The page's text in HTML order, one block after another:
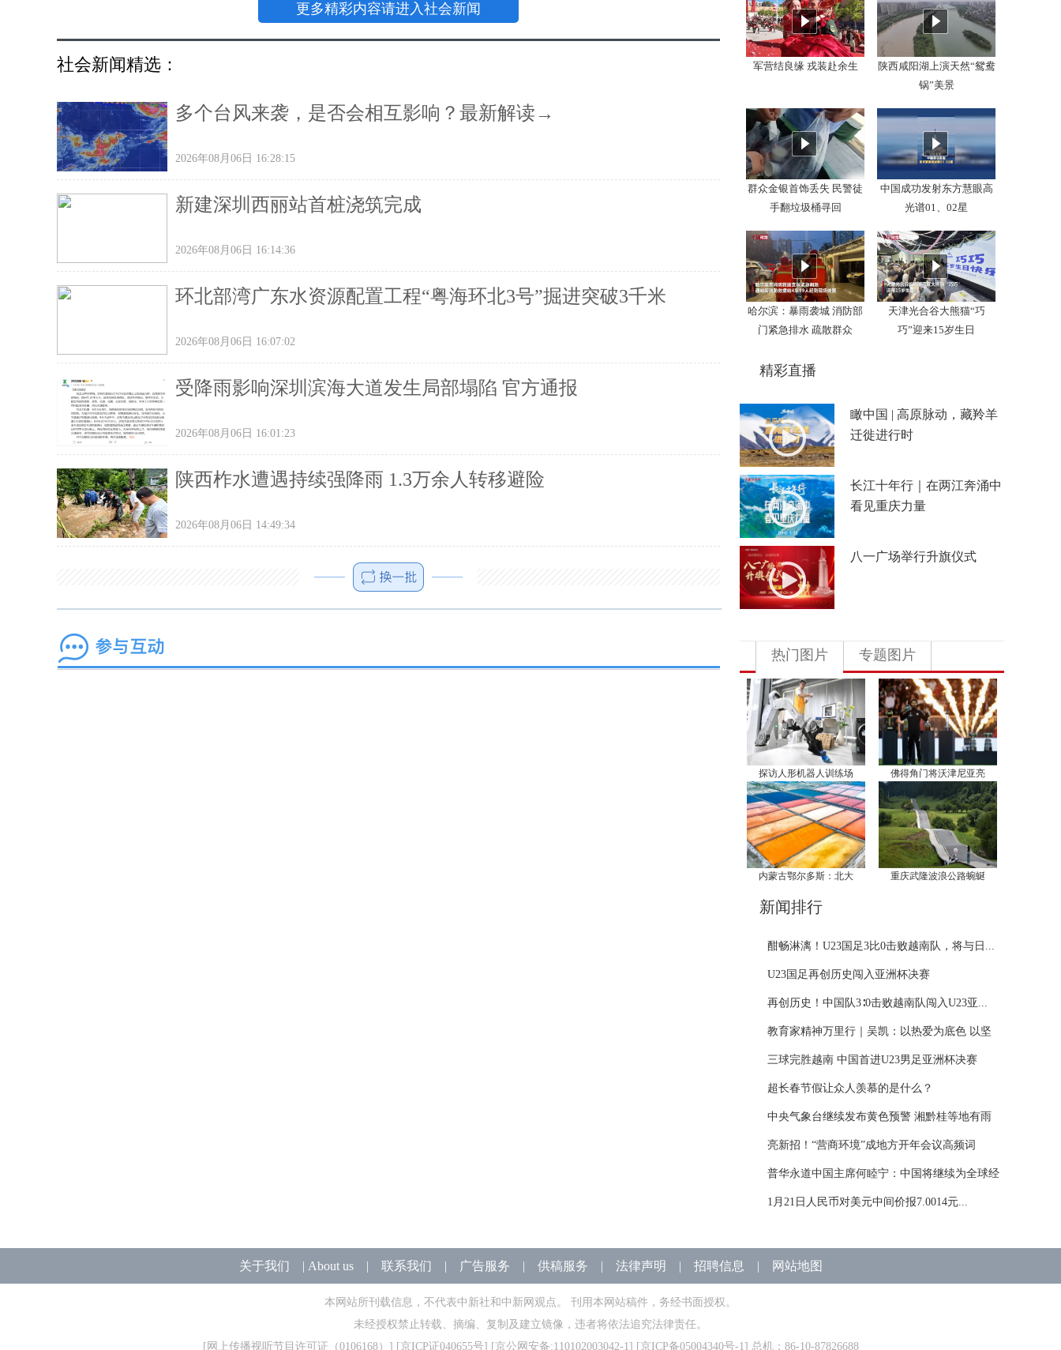
更多精彩内容请进入社会新闻
社会新闻精选：
多个台风来袭，是否会相互影响？最新解读→
2026年08月06日 16:28:15
新建深圳西丽站首桩浇筑完成
2026年08月06日 16:14:36
环北部湾广东水资源配置工程“粤海环北3号”掘进突破3千米
2026年08月06日 16:07:02
受降雨影响深圳滨海大道发生局部塌陷 官方通报
2026年08月06日 16:01:23
陕西柞水遭遇持续强降雨 1.3万余人转移避险
2026年08月06日 14:49:34
军营结良缘 戎装赴余生
陕西咸阳湖上演天然“鸳鸯
锅”美景
群众金银首饰丢失 民警徒
手翻垃圾桶寻回
中国成功发射东方慧眼高
光谱01、02星
哈尔滨：暴雨袭城 消防部
门紧急排水 疏散群众
天津光合谷大熊猫“巧
巧”迎来15岁生日
精彩直播
瞰中国 | 高原脉动，藏羚羊
迁徙进行时
长江十年行｜在两江奔涌中
看见重庆力量
八一广场举行升旗仪式
热门图片 专题图片
探访人形机器人训练场 佛得角门将沃津尼亚亮
内蒙古鄂尔多斯：北大 重庆武隆波浪公路蜿蜒
新闻排行
酣畅淋漓！U23国足3比0击败越南队，将与日...
U23国足再创历史闯入亚洲杯决赛
再创历史！中国队3∶0击败越南队闯入U23亚...
教育家精神万里行｜吴凯：以热爱为底色 以坚
守...
三球完胜越南 中国首进U23男足亚洲杯决赛
超长春节假让众人羡慕的是什么？
中央气象台继续发布黄色预警 湘黔桂等地有雨
雪...
亮新招！“营商环境”成地方开年会议高频词
普华永道中国主席何睦宁：中国将继续为全球经
济...
1月21日人民币对美元中间价报7.0014元...
关于我们 | About us| 联系我们 | 广告服务 | 供稿服务 | 法律声明 | 招聘信息 | 网站地图
本网站所刊载信息，不代表中新社和中新网观点。 刊用本网站稿件，务经书面授权。
未经授权禁止转载、摘编、复制及建立镜像，违者将依法追究法律责任。
[ 网上传播视听节目许可证（0106168） ] [京ICP证040655号] [京公网安备:110102003042-1] [京ICP备05004340号-1] 总机：86-10-87826688